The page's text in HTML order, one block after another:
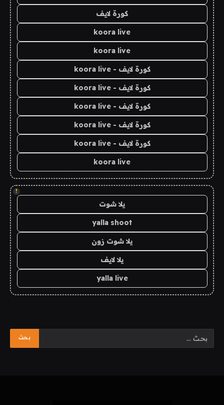
كورة لايف
koora live
koora live
كورة لايف - koora live
كورة لايف - koora live
كورة لايف - koora live
كورة لايف - koora live
كورة لايف - koora live
koora live
!
يلا شوت
yalla shoot
يلا شوت زون
يلا لايف
yalla live